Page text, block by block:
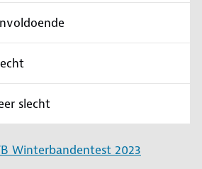
slecht
Winterbandentest 2023